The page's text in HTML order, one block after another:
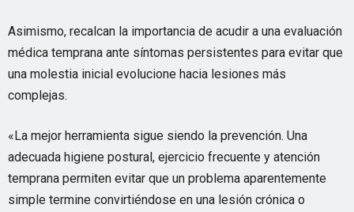
Asimismo, recalcan la importancia de acudir a una evaluación
médica temprana ante síntomas persistentes para evitar que
una molestia inicial evolucione hacia lesiones más
complejas.
«La mejor herramienta sigue siendo la prevención. Una
adecuada higiene postural, ejercicio frecuente y atención
temprana permiten evitar que un problema aparentemente
simple termine convirtiéndose en una lesión crónica o